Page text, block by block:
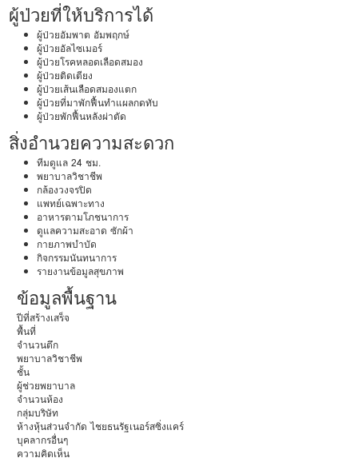
ผู้ป่วยที่ให้บริการได้
ผู้ป่วยอัมพาต อัมพฤกษ์
ผู้ป่วยอัลไซเมอร์
ผู้ป่วยโรคหลอดเลือดสมอง
ผู้ป่วยติดเตียง
ผู้ป่วยเส้นเลือดสมองแตก
ผู้ป่วยที่มาพักฟื้นทำแผลกดทับ
ผู้ป่วยพักฟื้นหลังผ่าตัด
สิ่งอำนวยความสะดวก
ทีมดูแล 24 ชม.
พยาบาลวิชาชีพ
กล้องวงจรปิด
แพทย์เฉพาะทาง
อาหารตามโภชนาการ
ดูแลความสะอาด ซักผ้า
กายภาพบำบัด
กิจกรรมนันทนาการ
รายงานข้อมูลสุขภาพ
ข้อมูลพื้นฐาน
ปีที่สร้างเสร็จ
พื้นที่
จำนวนตึก
พยาบาลวิชาชีพ
ชั้น
ผู้ช่วยพยาบาล
จำนวนห้อง
กลุ่มบริษัท
ห้างหุ้นส่วนจำกัด ไชยธนรัฐเนอร์สซิ่งแคร์
บุคลากรอื่นๆ
ความคิดเห็น